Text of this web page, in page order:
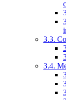
3.3.
3.4.